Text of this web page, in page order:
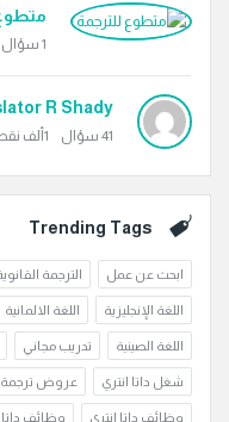
1 سؤال
R Shady
41 سؤال 1ألف
Trending Tags
ابحث عن عمل الترجمة
اللغة الإنجليزية اللغة الالمانية
اللغة الصينية تدريب مجاني
شغل داتا انتري عروض ترجمة
وظائف داتا انتري وظائف داتا